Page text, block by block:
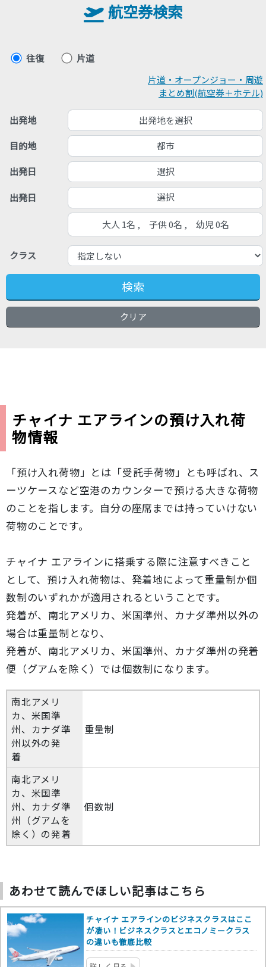
航空券検索
往復
片道
片道・オープンジョー・周遊
まとめ割(航空券＋ホテル)
出発地 出発地を選択
目的地 都市
出発日 選択
出発日 選択
大人 1名 , 子供 0名 , 幼児 0名
クラス
検索
クリア
チャイナ エアラインの預け入れ荷
物情報
「預け入れ荷物」とは「受託手荷物」とも呼ばれ、ス
ーツケースなど空港のカウンターで預ける大きな荷物
のことを指します。自分の座席までは持っていけない
荷物のことです。
チャイナ エアラインに搭乗する際に注意すべきこと
として、預け入れ荷物は、発着地によって重量制か個
数制のいずれかが適用されるということです。
発着が、南北アメリカ、米国準州、カナダ準州以外の
場合は重量制となり、
発着が、南北アメリカ、米国準州、カナダ準州の発着
便（グアムを除く）では個数制になります。
南北アメリ
カ、米国準
州、カナダ準
州以外の発
着
重量制
南北アメリ
カ、米国準
州、カナダ準
州（グアムを
除く）の発着
個数制
あわせて読んでほしい記事はこちら
チャイナ エアラインのビジネスクラスはここ
が凄い！ビジネスクラスとエコノミークラス
の違いも徹底比較